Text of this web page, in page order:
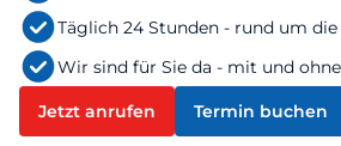
Täglich 24 Stunden - rund um
Wir sind für Sie da - mit und
Jetzt anrufen Termin buchen